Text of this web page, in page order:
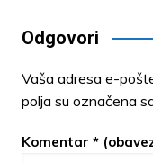
Odgovori
Vaša adresa e-
polja su označena
Komentar *